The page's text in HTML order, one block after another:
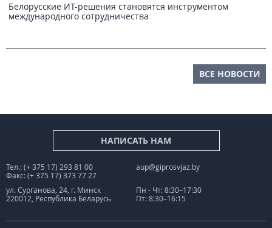
Белорусские ИТ-решения становятся инструментом
международного сотрудничества
ВСЕ НОВОСТИ
НАПИСАТЬ НАМ
Тел.: (+ 375 17) 293 81 00
Факс: (+ 375 17) 373 77 27
aup@giprosvjaz.by
ул. Сурганова, 24, г. Минск
220012, Республика Беларусь
Пн - Чт: 8:30–17:30
Пт: 8:30–16:15